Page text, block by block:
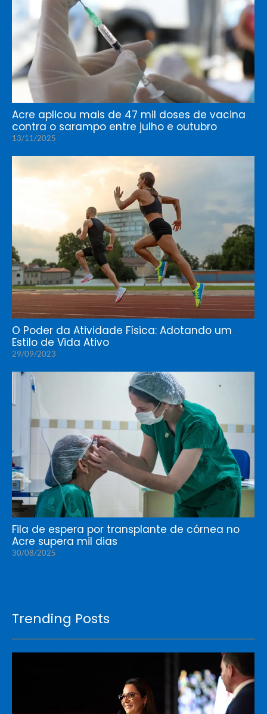
Acre aplicou mais de 47 mil doses de vacina
contra o sarampo entre julho e outubro
13/11/2025
O Poder da Atividade Física: Adotando um
Estilo de Vida Ativo
29/09/2023
Fila de espera por transplante de córnea no
Acre supera mil dias
30/08/2025
Trending Posts